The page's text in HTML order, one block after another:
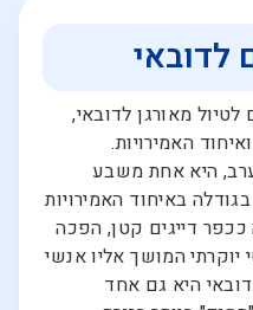
לדובאי
מאורגן לדובאי,
האמירויות.
היא אחת משבע
באיחוד האמירויות
דייגים קטן, הפכה
יוקרתי המושך אליו אנשי
היא גם אחד